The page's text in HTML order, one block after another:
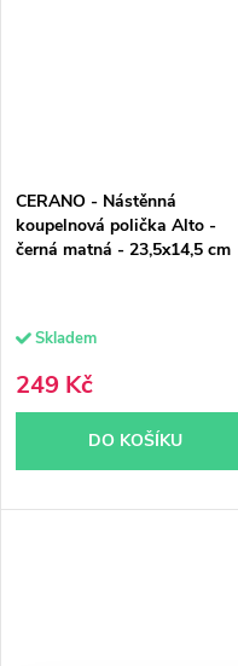
CERANO - Nástěnná
koupelnová polička Alto -
černá matná - 23,5x14,5 cm
Skladem
249 Kč
DO KOŠÍKU